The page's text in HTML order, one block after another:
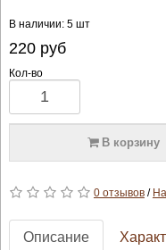
В наличии: 5 шт
220руб
Кол-во
В корзину
0 отзывов/
Описание